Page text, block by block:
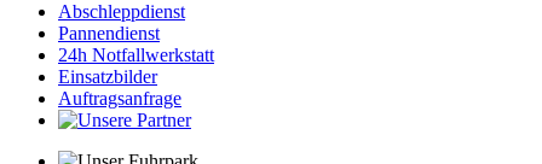
Abschleppdienst
Pannendienst
24h Notfallwerkstatt
Einsatzbilder
Auftragsanfrage